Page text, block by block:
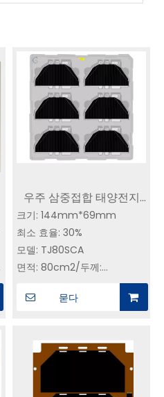
우주 삼중접합 태양전지
조립체 30%TJ80SCA 위
성 전력 시스템 공급업체
크기: 144mm*69mm
최소 효율: 30%
모델: TJ80SCA
면적: 80cm2/두께:
무게: 13.2±1.0g/cm2(커버 유
일반적인 전기 매개변수
(AM0, 135.3mW/cm2, 25℃)
Jsc=17mA/cm2,
묻다